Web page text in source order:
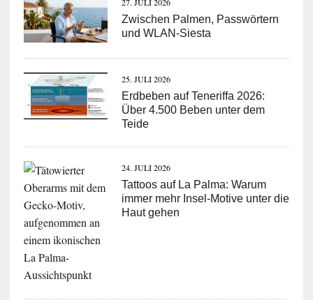
Zwischen Palmen, Passwörtern
und WLAN-Siesta
25. JULI 2026
Erdbeben auf Teneriffa 2026:
Über 4.500 Beben unter dem
Teide
24. JULI 2026
Tattoos auf La Palma: Warum
immer mehr Insel-Motive unter die
Haut gehen